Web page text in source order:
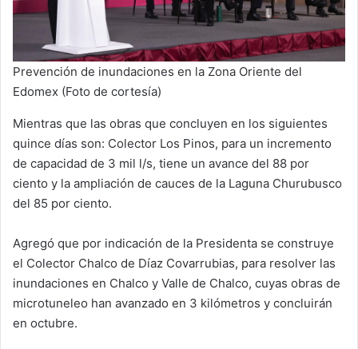
Prevención de inundaciones en la Zona Oriente del
Edomex (Foto de cortesía)
Mientras que las obras que concluyen en los siguientes
quince días son: Colector Los Pinos, para un incremento
de capacidad de 3 mil l/s, tiene un avance del 88 por
ciento y la ampliación de cauces de la Laguna Churubusco
del 85 por ciento.
Agregó que por indicación de la Presidenta se construye
el Colector Chalco de Díaz Covarrubias, para resolver las
inundaciones en Chalco y Valle de Chalco, cuyas obras de
microtuneleo han avanzado en 3 kilómetros y concluirán
en octubre.